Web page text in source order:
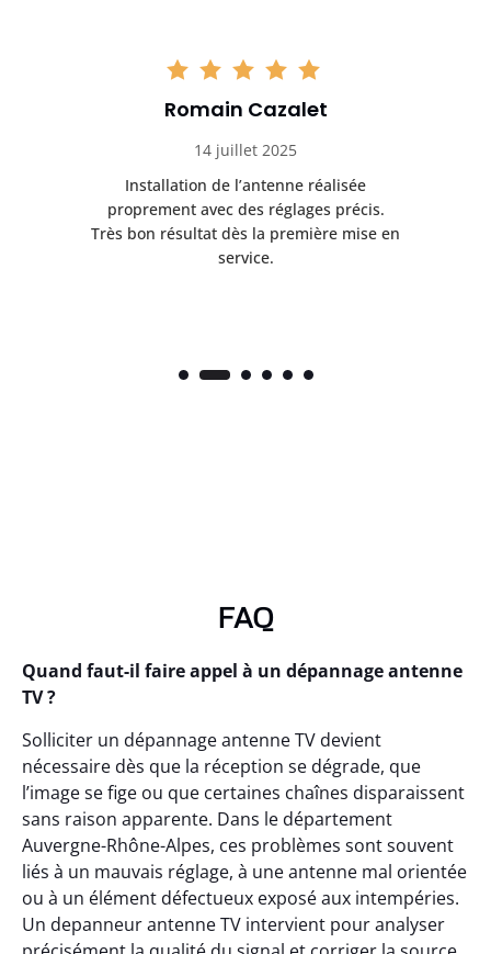
Romain Cazalet
14 juillet 2025
Installation de l’antenne réalisée
proprement avec des réglages précis.
Très bon résultat dès la première mise en
service.
FAQ
Quand faut-il faire appel à un dépannage antenne
TV ?
Solliciter un dépannage antenne TV devient
nécessaire dès que la réception se dégrade, que
l’image se fige ou que certaines chaînes disparaissent
sans raison apparente. Dans le département
Auvergne-Rhône-Alpes, ces problèmes sont souvent
liés à un mauvais réglage, à une antenne mal orientée
ou à un élément défectueux exposé aux intempéries.
Un depanneur antenne TV intervient pour analyser